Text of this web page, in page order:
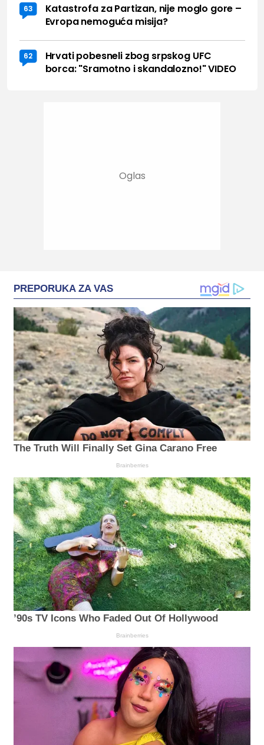
63
Katastrofa za Partizan, nije moglo gore –
Evropa nemoguća misija?
62
Hrvati pobesneli zbog srpskog UFC
borca: "Sramotno i skandalozno!" VIDEO
PREPORUKA ZA VAS
The Truth Will Finally Set Gina Carano Free
Brainberries
’90s TV Icons Who Faded Out Of Hollywood
Brainberries